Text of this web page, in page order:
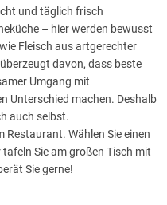
und täglich frisch
– hier werden bewusst
Fleisch aus artgerechter
davon, dass beste
Umgang mit
Unterschied machen. Deshalb
auch selbst.
Restaurant. Wählen Sie einen
Sie am großen Tisch mit
Sie gerne!